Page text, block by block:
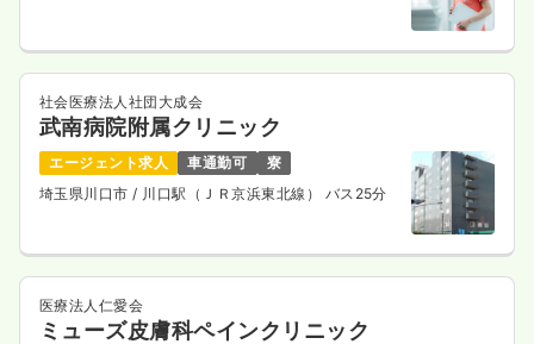
社会医療法人社団大成会
武南病院附属クリニック
エージェント求人 車通勤可
寮
埼玉県川口市 / 川口駅（ＪＲ京浜東北線） バス25分
医療法人仁愛会
ミューズ皮膚科ペインクリニック